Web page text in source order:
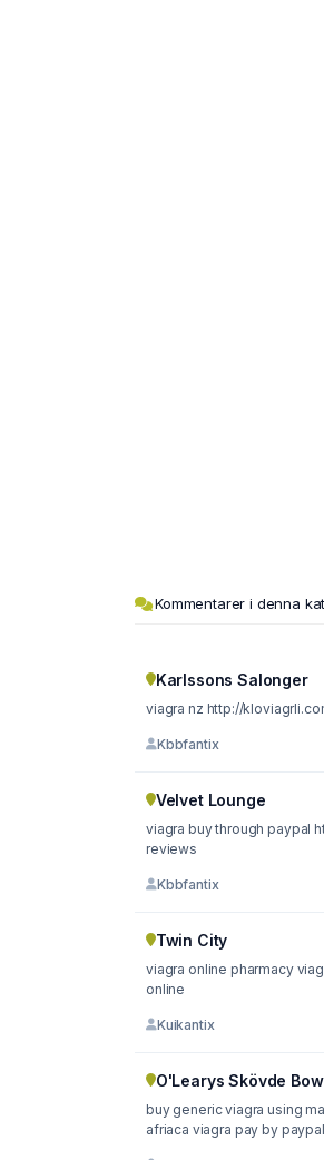
Kommentarer i denna
Karlssons Salonger
Kbbfantix
Velvet Lounge
viagra buy through paypal http://
reviews
Kbbfantix
Twin City
viagra online pharmacy
online
Kuikantix
O'Learys Skövde
buy generic viagra using
afriaca viagra pay by paypal